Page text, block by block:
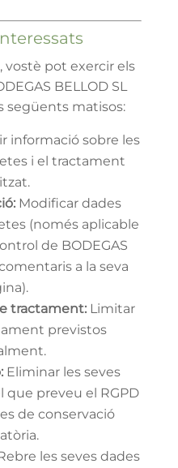
vostè pot exercir els
BELLOD SL
matisos:
informació sobre les
i el tractament
Modificar dades
(només aplicable
de BODEGAS
a la seva
tractament:Limitar
previstos
Eliminar les seves
que preveu el RGPD
de conservació
les seves dades